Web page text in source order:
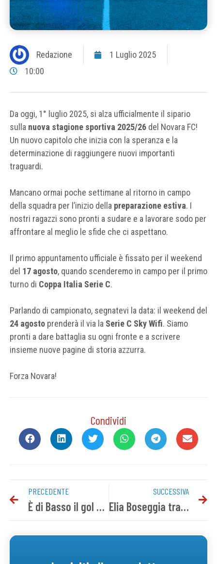
Redazione
1 Luglio 2025
10:00
Da oggi, 1° luglio 2025, si alza ufficialmente il sipario
sulla nuova stagione sportiva 2025/26 del Novara FC!
Un nuovo capitolo che inizia con la speranza e la
determinazione di raggiungere nuovi importanti
traguardi.
Mancano ormai poche settimane al ritorno in campo
della squadra per l’inizio della preparazione estiva. I
nostri ragazzi sono pronti a sudare e a lavorare sodo per
affrontare al meglio le sfide che ci aspettano.
Il primo appuntamento ufficiale è fissato per il weekend
del 17 agosto, quando scenderemo in campo per il primo
turno di Coppa Italia Serie C.
Parlando di campionato, segnatevi la data: il weekend del
24 agosto prenderà il via la Serie C Sky Wifi. Siamo
pronti a dare battaglia su ogni fronte e a scrivere
insieme nuove pagine di storia azzurra.
Forza Novara!
Condividi
PRECEDENTE
È di Basso il gol più bello della stagione 24-25
SUCCESSIVA
Elia Boseggia tra i pali del Novara FC